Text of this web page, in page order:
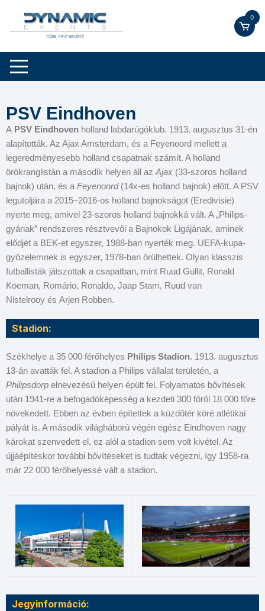
0
PSV Eindhoven
A PSV Eindhoven holland labdarúgóklub. 1913. augusztus 31-én
alapították. Az Ajax Amsterdam, és a Feyenoord mellett a
legeredményesebb holland csapatnak számít. A holland
örökranglistán a második helyen áll az Ajax (33-szoros holland
bajnok) után, és a Feyenoord(14x-es holland bajnok) előtt. A PSV
legutoljára a 2015–2016-os holland bajnokságot (Eredivisie)
nyerte meg, amivel 23-szoros holland bajnokká vált. A „Philips-
gyáriak” rendszeres résztvevői a Bajnokok Ligájának, aminek
elődjét a BEK-et egyszer, 1988-ban nyerték meg. UEFA-kupa-
győzelemnek is egyszer, 1978-ban örülhettek. Olyan klasszis
futballisták játszottak a csapatban, mint Ruud Gullit, Ronald
Koeman, Romário, Ronaldo, Jaap Stam, Ruud van
Nistelrooy és Arjen Robben.
Stadion:
Székhelye a 35 000 férőhelyes Philips Stadion. 1913. augusztus
13-án avatták fel. A stadion a Philips vállalat területén, a
Philipsdorp elnevezésű helyen épült fel. Folyamatos bővítések
után 1941-re a befogadóképesség a kezdeti 300 főről 18 000 főre
növekedett. Ebben az évben építettek a küzdőtér köré atlétikai
pályát is. A második világháború végén egész Eindhoven nagy
károkat szenvedett el, ez alól a stadion sem volt kivétel. Az
újjáépítéskor további bővítéseket is tudtak végezni, így 1958-ra
már 22 000 férőhelyessé vált a stadion.
Jegyinformáció: